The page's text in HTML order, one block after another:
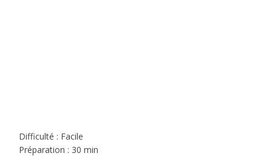
Difficulté : Facile
Préparation : 30 min